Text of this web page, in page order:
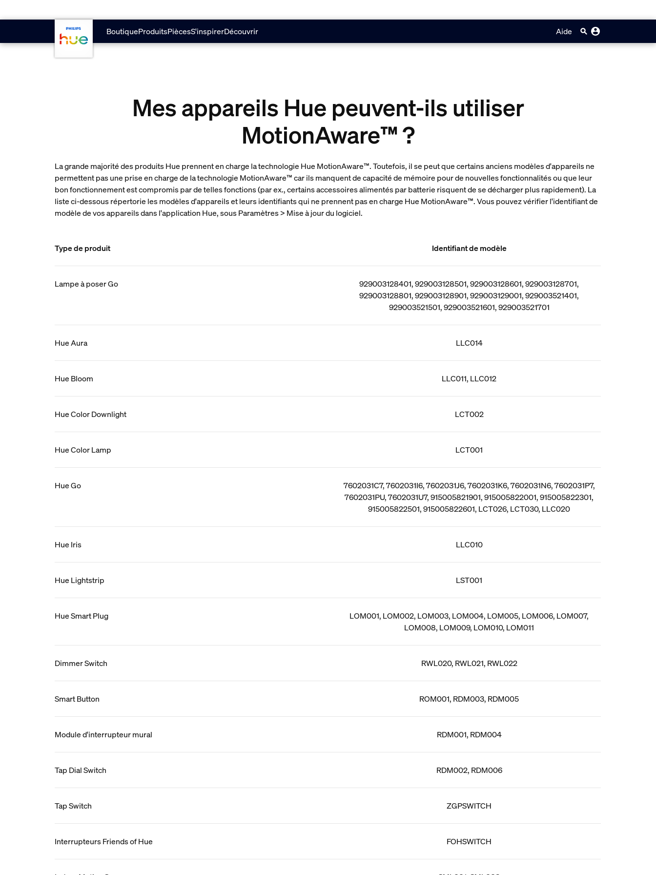
BoutiqueProduitsPiècesS'inspirerDécouvrir Aide
Mes appareils Hue peuvent-ils utiliser
MotionAware™ ?
La grande majorité des produits Hue prennent en charge la technologie Hue MotionAware™. Toutefois, il se peut que certains anciens modèles d'appareils ne
permettent pas une prise en charge de la technologie MotionAware™ car ils manquent de capacité de mémoire pour de nouvelles fonctionnalités ou que leur
bon fonctionnement est compromis par de telles fonctions (par ex., certains accessoires alimentés par batterie risquent de se décharger plus rapidement). La
liste ci-dessous répertorie les modèles d'appareils et leurs identifiants qui ne prennent pas en charge Hue MotionAware™. Vous pouvez vérifier l'identifiant de
modèle de vos appareils dans l'application Hue, sous Paramètres > Mise à jour du logiciel.
Type de produit Identifiant de modèle
Lampe à poser Go
929003128401, 929003128501, 929003128601, 929003128701,
929003128801, 929003128901, 929003129001, 929003521401,
929003521501, 929003521601, 929003521701
Hue Aura LLC014
Hue Bloom LLC011, LLC012
Hue Color Downlight LCT002
Hue Color Lamp LCT001
Hue Go
7602031C7, 7602031I6, 7602031J6, 7602031K6, 7602031N6, 7602031P7,
7602031PU, 7602031U7, 915005821901, 915005822001, 915005822301,
915005822501, 915005822601, LCT026, LCT030, LLC020
Hue Iris LLC010
Hue Lightstrip LST001
Hue Smart Plug
LOM001, LOM002, LOM003, LOM004, LOM005, LOM006, LOM007,
LOM008, LOM009, LOM010, LOM011
Dimmer Switch RWL020, RWL021, RWL022
Smart Button ROM001, RDM003, RDM005
Module d'interrupteur mural RDM001, RDM004
Tap Dial Switch RDM002, RDM006
Tap Switch ZGPSWITCH
Interrupteurs Friends of Hue FOHSWITCH